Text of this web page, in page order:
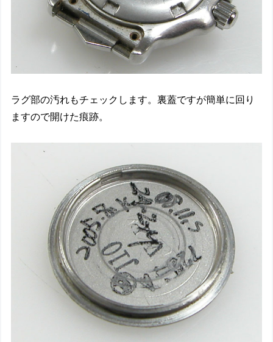
ラグ部の汚れもチェックします。裏蓋ですが簡単に回り
ますので開けた痕跡。